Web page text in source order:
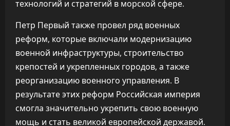
технологий и стратегий в морской сфере.
Петр Первый также провел ряд военных
реформ, которые включали модернизацию
военной инфраструктуры, строительство
крепостей и укрепленных городов, а также
реорганизацию военного управления. В
результате этих реформ Российская империя
смогла значительно укрепить свою военную
мощь и стать великой европейской державой.